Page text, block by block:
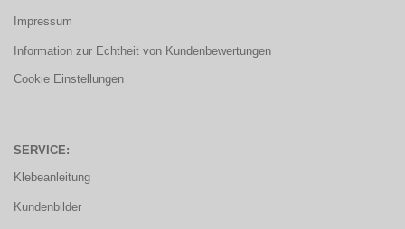
Impressum
Information zur Echtheit von Kundenbewertungen
Cookie Einstellungen
SERVICE:
Klebeanleitung
Kundenbilder